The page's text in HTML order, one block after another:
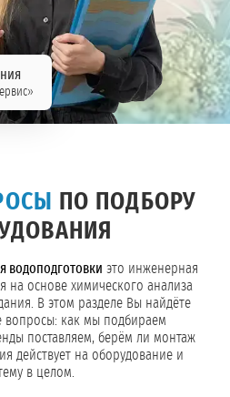
ПО ПОДБОРУ
водоподготовки это инженерная
на основе химического анализа
В этом разделе Вы найдёте
вопросы: как мы подбираем
поставляем, берём ли монтаж
действует на оборудование и
в целом.